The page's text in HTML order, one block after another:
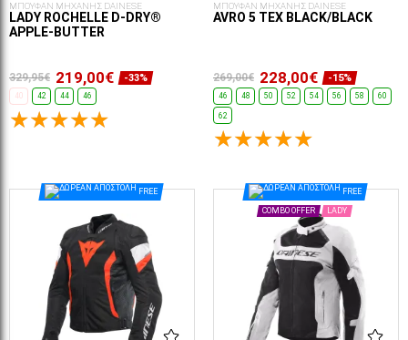
ΜΠΟΥΦΑΝ ΜΗΧΑΝΗΣ DAINESE
LADY ROCHELLE D-DRY®
APPLE-BUTTER
329,95€ 219,00€ -33%
40 42 44 46
ΜΠΟΥΦΑΝ ΜΗΧΑΝΗΣ DAINESE
AVRO 5 TEX BLACK/BLACK
269,00€ 228,00€ -15%
46 48 50 52 54 56 58 60
62
FREE FREE
COMBO OFFER LADY